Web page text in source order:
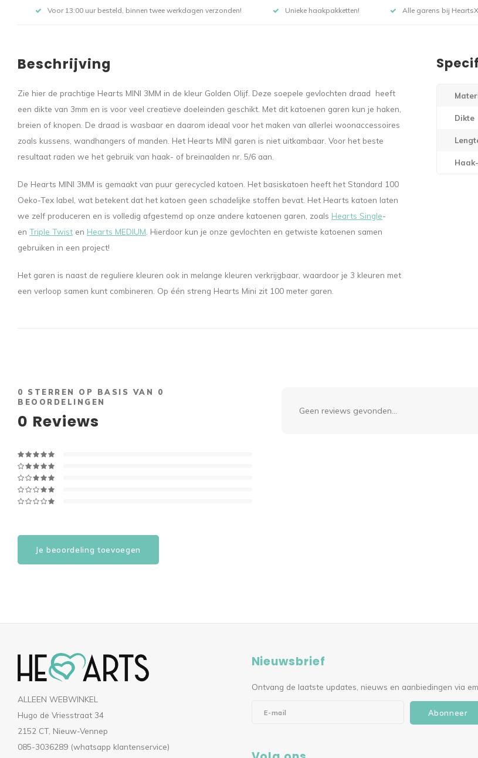
Voor 13:00 uur besteld, binnen twee werkdagen verzonden! Unieke haakpakketten! Alle garens bij
Beschrijving
Zie hier de prachtige Hearts MINI 3MM in de kleur Golden Olijf. Deze soepele gevlochten draad heeft
een dikte van 3mm en is voor veel creatieve doeleinden geschikt. Met dit katoenen garen kun je haken,
breien of knopen. De draad is wasbaar en daarom ideaal voor het maken van allerlei woonaccessoires
zoals kussens, wandhangers of manden. Het Hearts MINI garen is niet uitkambaar. Voor het beste
resultaat raden we het gebruik van haak- of breinaalden nr. 5/6 aan.
De Hearts MINI 3MM is gemaakt van puur gerecycled katoen. Het basiskatoen heeft het Standard 100
Oeko-Tex label, wat betekent dat het katoen geen schadelijke stoffen bevat. Het Hearts katoen laten
we zelf produceren en is volledig afgestemd op onze andere katoenen garen, zoals Hearts Single-
en Triple Twist en Hearts MEDIUM . Hierdoor kun je onze gevlochten en getwiste katoenen samen
gebruiken in een project!
Het garen is naast de reguliere kleuren ook in melange kleuren verkrijgbaar, waardoor je 3 kleuren met
een verloop samen kunt combineren. Op één streng Hearts Mini zit 100 meter garen.
Dikte
0 STERREN OP BASIS VAN 0
BEOORDELINGEN
0 Reviews
Je beoordeling toevoegen
Geen reviews gevonden...
ALLEEN WEBWINKEL
Hugo de Vriesstraat 34
2152 CT, Nieuw-Vennep
085-3036289 (whatsapp klantenservice)
Nieuwsbrief
Ontvang de laatste updates, nieuws en aanbiedingen via
Abonneer